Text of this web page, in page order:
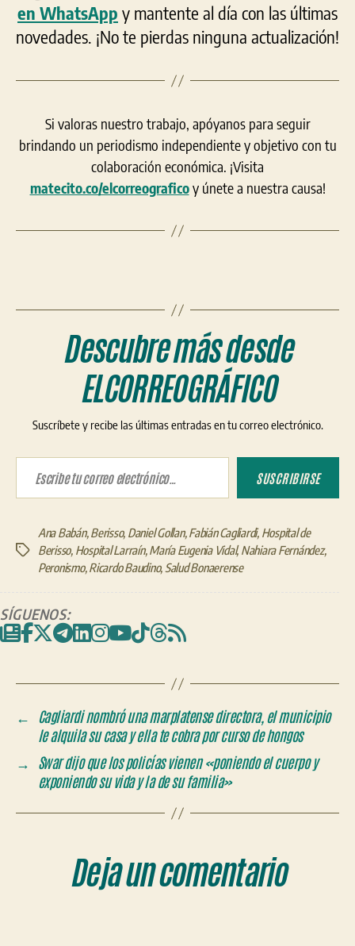
en WhatsApp y mantente al día con las últimas
novedades. ¡No te pierdas ninguna actualización!
Si valoras nuestro trabajo, apóyanos para seguir
brindando un periodismo independiente y objetivo con tu
colaboración económica. ¡Visita
matecito.co/elcorreograficoy únete a nuestra causa!
Descubre más desde
ELCORREOGRÁFICO
Suscríbete y recibe las últimas entradas en tu correo electrónico.
Escribe tu correo electrónico…
SUSCRIBIRSE
Etiquetas
Ana Babán,Berisso, Daniel Gollan,Fabián Cagliardi, Hospital de
Berisso, Hospital Larraín,María Eugenia Vidal,Nahiara Fernández,
Peronismo,Ricardo Baudino, Salud Bonaerense
SÍGUENOS:
← Cagliardi nombró una marplatense directora, el municipio
le alquila su casa y ella te cobra por curso de hongos
→ Swar dijo que los policías vienen «poniendo el cuerpo y
exponiendo su vida y la de su familia»
Deja un comentario